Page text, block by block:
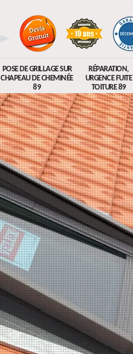
POSE DE GRILLAGE SUR
CHAPEAU DE CHEMINÉE
89
RÉPARATION,
URGENCE FUITE
TOITURE 89